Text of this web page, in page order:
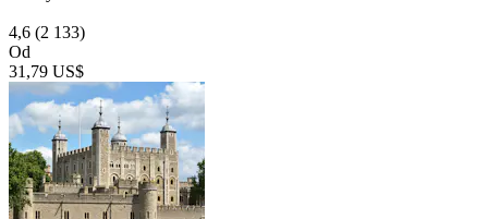
4,6 (2 133)
Od
31,79 US$